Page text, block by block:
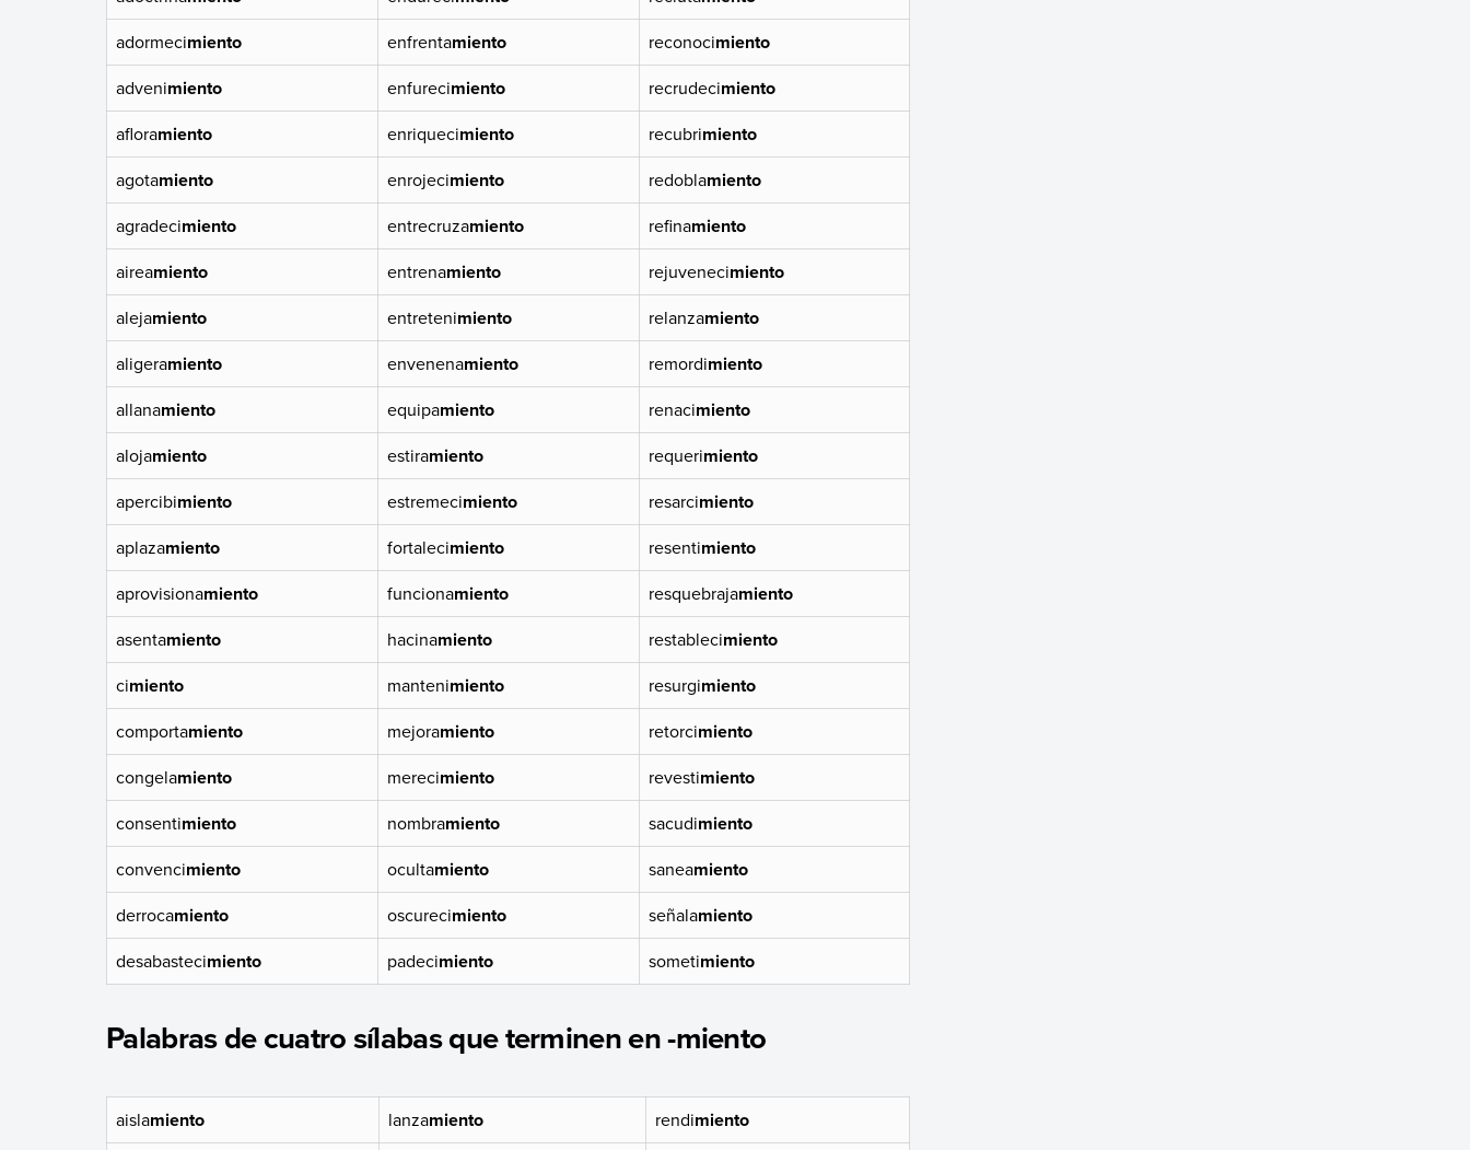
adormecimiento enfrentamiento reconocimiento
advenimiento enfurecimiento recrudecimiento
afloramiento enriquecimiento recubrimiento
agotamiento enrojecimiento redoblamiento
agradecimiento entrecruzamiento refinamiento
aireamiento entrenamiento rejuvenecimiento
alejamiento entretenimiento relanzamiento
aligeramiento envenenamiento remordimiento
allanamiento equipamiento renacimiento
alojamiento estiramiento requerimiento
apercibimiento estremecimiento resarcimiento
aplazamiento fortalecimiento resentimiento
aprovisionamiento funcionamiento resquebrajamiento
asentamiento hacinamiento restablecimiento
cimiento mantenimiento resurgimiento
comportamiento mejoramiento retorcimiento
congelamiento merecimiento revestimiento
consentimiento nombramiento sacudimiento
convencimiento ocultamiento saneamiento
derrocamiento oscurecimiento señalamiento
desabastecimiento padecimiento sometimiento
Palabras de cuatro sílabas que terminen en -miento
aislamiento lanzamiento rendimiento